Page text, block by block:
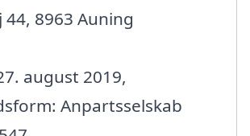
44, 8963 Auning
august 2019,
Anpartsselskab